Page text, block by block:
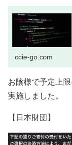
ccie-go.com
お陰様で予定上
実施しました。
【日本財団】